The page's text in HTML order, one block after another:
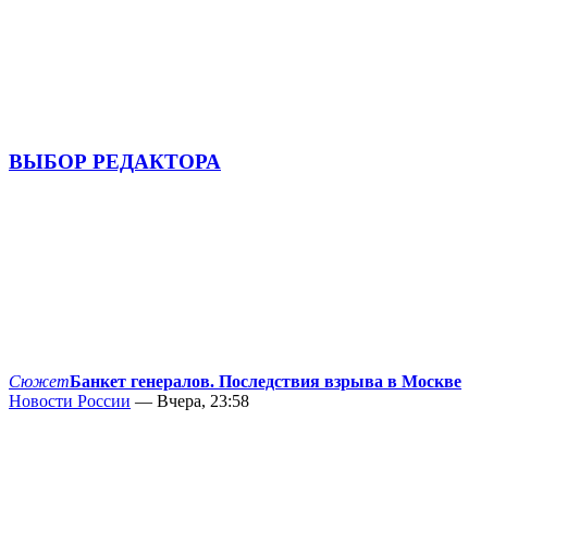
ВЫБОР РЕДАКТОРА
СюжетБанкет генералов. Последствия взрыва в Москве
Новости России — Вчера, 23:58